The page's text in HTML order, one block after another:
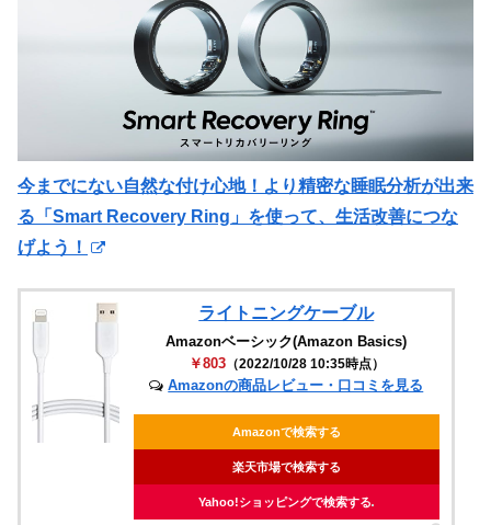
今までにない自然な付け心地！より精密な睡眠分析が出来
る「Smart Recovery Ring」を使って、生活改善につな
げよう！
ライトニングケーブル
Amazonベーシック(Amazon Basics)
￥803（2022/10/28 10:35時点）
Amazonの商品レビュー・口コミを見る
Amazonで検索する
楽天市場で検索する
Yahoo!ショッピングで検索する